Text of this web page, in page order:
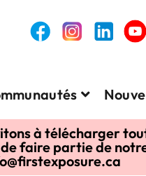
à télécharger
faire partie de